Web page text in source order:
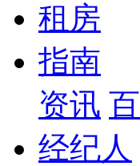
租房
指南
资讯
经纪人